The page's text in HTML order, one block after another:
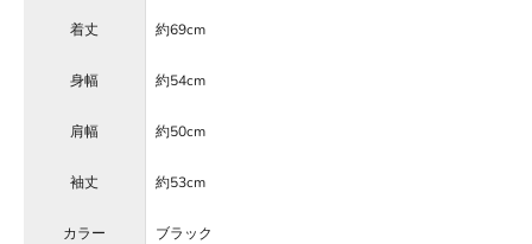
着丈 約69cm
身幅 約54cm
肩幅 約50cm
袖丈 約53cm
カラー ブラック